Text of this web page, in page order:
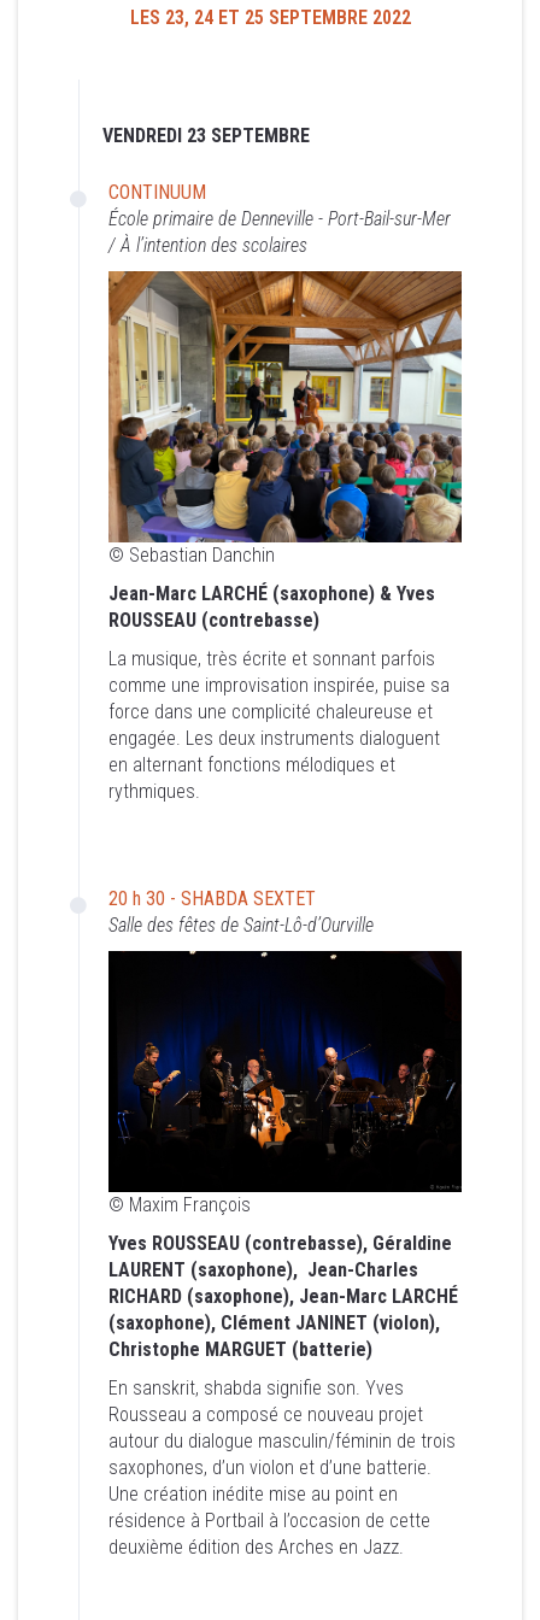
LES 23, 24 ET 25 SEPTEMBRE 2022
VENDREDI 23 SEPTEMBRE
CONTINUUM
École primaire de Denneville - Port-Bail-sur-Mer
/ À l’intention des scolaires
© Sebastian Danchin
Jean-Marc LARCHÉ (saxophone) & Yves
ROUSSEAU (contrebasse)
La musique, très écrite et sonnant parfois
comme une improvisation inspirée, puise sa
force dans une complicité chaleureuse et
engagée. Les deux instruments dialoguent
en alternant fonctions mélodiques et
rythmiques.
20 h 30 - SHABDA SEXTET
Salle des fêtes de Saint-Lô-d’Ourville
© Maxim François
Yves ROUSSEAU (contrebasse), Géraldine
LAURENT (saxophone), Jean-Charles
RICHARD (saxophone), Jean-Marc LARCHÉ
(saxophone), Clément JANINET (violon),
Christophe MARGUET (batterie)
En sanskrit, shabda signifie son. Yves
Rousseau a composé ce nouveau projet
autour du dialogue masculin/féminin de trois
saxophones, d’un violon et d’une batterie.
Une création inédite mise au point en
résidence à Portbail à l’occasion de cette
deuxième édition des Arches en Jazz.
École primaire de Denneville - Port-Bail-sur-Mer /
© Sebastian Danchin
Jean-Marc LARCHÉ (saxophone) & Yves
ROUSSEAU (contrebasse)
La musique, très écrite et sonnant parfois
comme une improvisation inspirée, puise sa
force dans une complicité chaleureuse et
engagée. Les deux instruments dialoguent en
alternant fonctions mélodiques et
rythmiques.
© Maxim François
Yves ROUSSEAU (contrebasse), Géraldine
RICHARD (saxophone), Jean-Marc LARCHÉ
(saxophone), Clément JANINET (violon),
Christophe MARGUET (batterie)
En sanskrit, shabda signifie son. Yves
Rousseau a composé ce nouveau projet
autour du dialogue masculin/féminin de trois
Une création inédite mise au point en
résidence à Portbail à l’occasion de cette
deuxième édition des Arches en Jazz.